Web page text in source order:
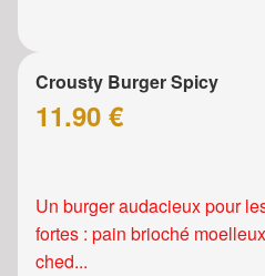
Crousty Burger Spicy
11.90 €
Un burger audacieux pour
fortes : pain brioché
ched...